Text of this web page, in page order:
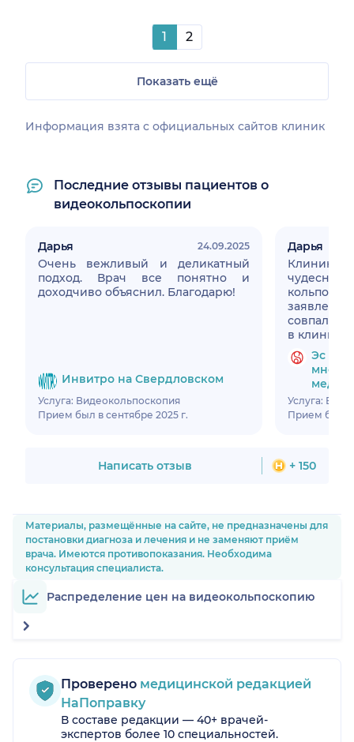
1 2
Показать ещё
Информация взята c официальных сайтов клиник
Последние отзывы пациентов о
видеокольпоскопии
Дарья 24.09.2025
Очень вежливый и деликатный
подход. Врач все понятно и
доходчиво объяснил. Благодарю!
Инвитро на Свердловском
Услуга: Видеокольпоскопия
Прием был в сентябре 2025 г.
Дарья
совпала с
в клинике
Эс
Услуга:
Прием был в
Написать отзыв + 150
Материалы, размещённые на сайте, не предназначены для
постановки диагноза и лечения и не заменяют приём
врача. Имеются противопоказания. Необходима
консультация специалиста.
Распределение цен на видеокольпоскопию
Проверено медицинской редакцией
НаПоправку
В составе редакции — 40+ врачей-
экспертов более 10 специальностей.